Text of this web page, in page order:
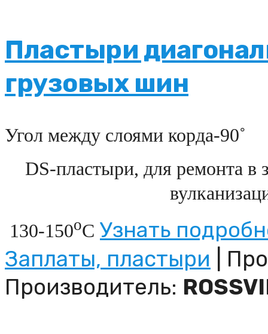
Пластыри
грузовых шин
Угол между слоями корда-90˚
DS-пластыри, для ремонта в
130-150оС Узнать
Заплаты, пластыри |
Производитель: